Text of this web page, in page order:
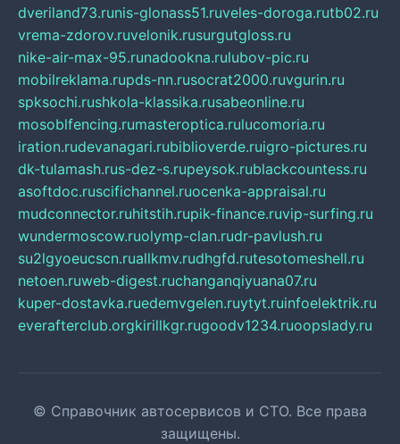
dveriland73.runis-glonass51.ruveles-doroga.rutb02.ru
vrema-zdorov.ruvelonik.rusurgutgloss.ru
nike-air-max-95.runadookna.rulubov-pic.ru
mobilreklama.rupds-nn.rusocrat2000.ruvgurin.ru
spksochi.rushkola-klassika.rusabeonline.ru
mosoblfencing.rumasteroptica.rulucomoria.ru
iration.rudevanagari.rubiblioverde.ruigro-pictures.ru
dk-tulamash.rus-dez-s.rupeysok.rublackcountess.ru
asoftdoc.ruscifichannel.ruocenka-appraisal.ru
mudconnector.ruhitstih.rupik-finance.ruvip-surfing.ru
wundermoscow.ruolymp-clan.rudr-pavlush.ru
su2lgyoeucscn.ruallkmv.rudhgfd.rutesotomeshell.ru
netoen.ruweb-digest.ruchanganqiyuana07.ru
kuper-dostavka.ruedemvgelen.ruytyt.ruinfoelektrik.ru
everafterclub.orgkirillkgr.rugoodv1234.ruoopslady.ru
© Справочник автосервисов и СТО. Все права
защищены.